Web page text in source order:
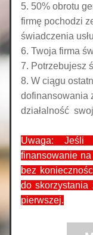
5. 50% obrotu
firmę pochodzi ze
świadczenia
6. Twoja firma
7. Potrzebujesz
8. W ciągu
dofinansowania z
działalność
Uwaga: Jeśli
finansowanie
bez
do skorzystania
pierwszej.